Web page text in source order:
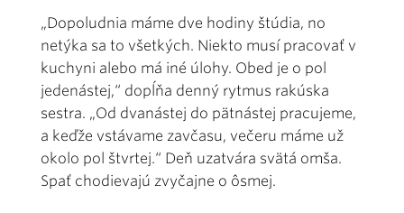
„Dopoludnia máme dve hodiny štúdia, no
netýka sa to všetkých. Niekto musí pracovať v
kuchyni alebo má iné úlohy. Obed je o pol
jedenástej,“ dopĺňa denný rytmus rakúska
sestra. „Od dvanástej do pätnástej pracujeme,
a keďže vstávame zavčasu, večeru máme už
okolo pol štvrtej.“ Deň uzatvára svätá omša.
Spať chodievajú zvyčajne o ôsmej.